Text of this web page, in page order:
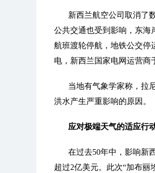
新西兰航空公司取消了
公共交通也受到影响，东海
航班渡轮停航，地铁公交停
电，新西兰国家电网运营商
当地有气象学家称，拉
洪水产生严重影响的原因。
应对极端天气的适应行
在过去50年中，影响新
超过2亿美元。此次“加布